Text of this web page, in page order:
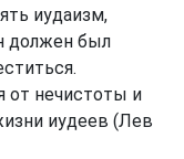
иудаизм,
должен был
от нечистоты и
иудеев (Лев